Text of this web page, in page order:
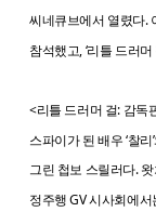
씨네큐브에서 열렸다.
참석했고, ‘리틀 드러
<리틀 드러머 걸: 감독
스파이가 된 배우 ‘찰
그린 첩보 스릴러다.
정주행 GV 시사회에